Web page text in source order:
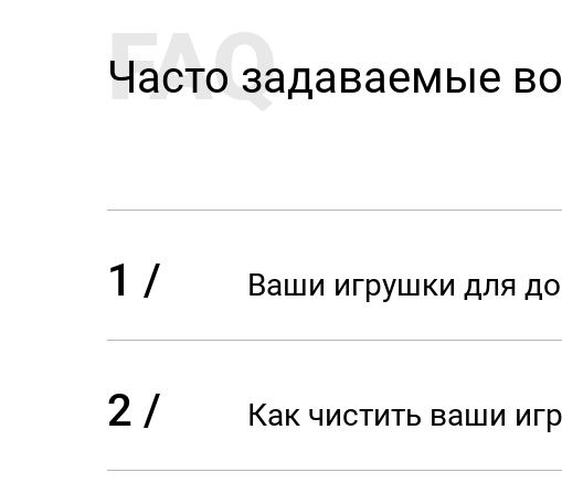
FAQ
Часто задаваемые
1 / Ваши игрушки для
2 / Как чистить ваши